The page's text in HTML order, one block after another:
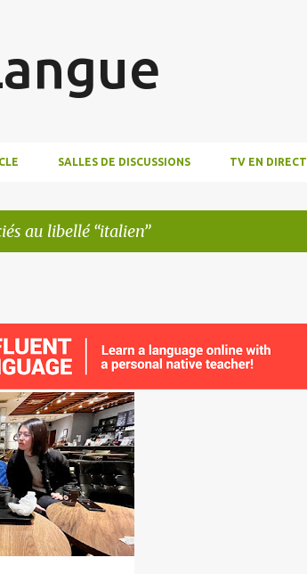
SALLES DE DISCUSSIONS TV EN DIRECT
au libellé italien
+11